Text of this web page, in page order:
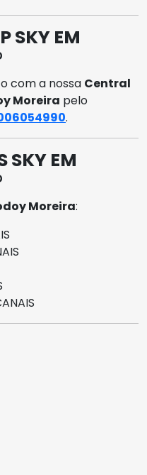
SKY EM
com a nossa Central
Moreira pelo
.
SKY EM
Moreira: